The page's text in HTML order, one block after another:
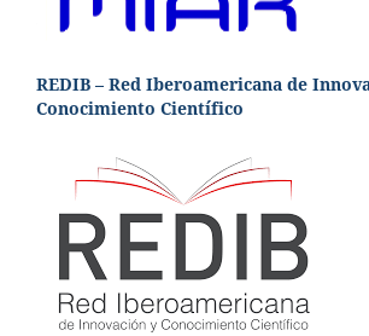
REDIB – Red Iberoamericana de
Conocimiento Científico